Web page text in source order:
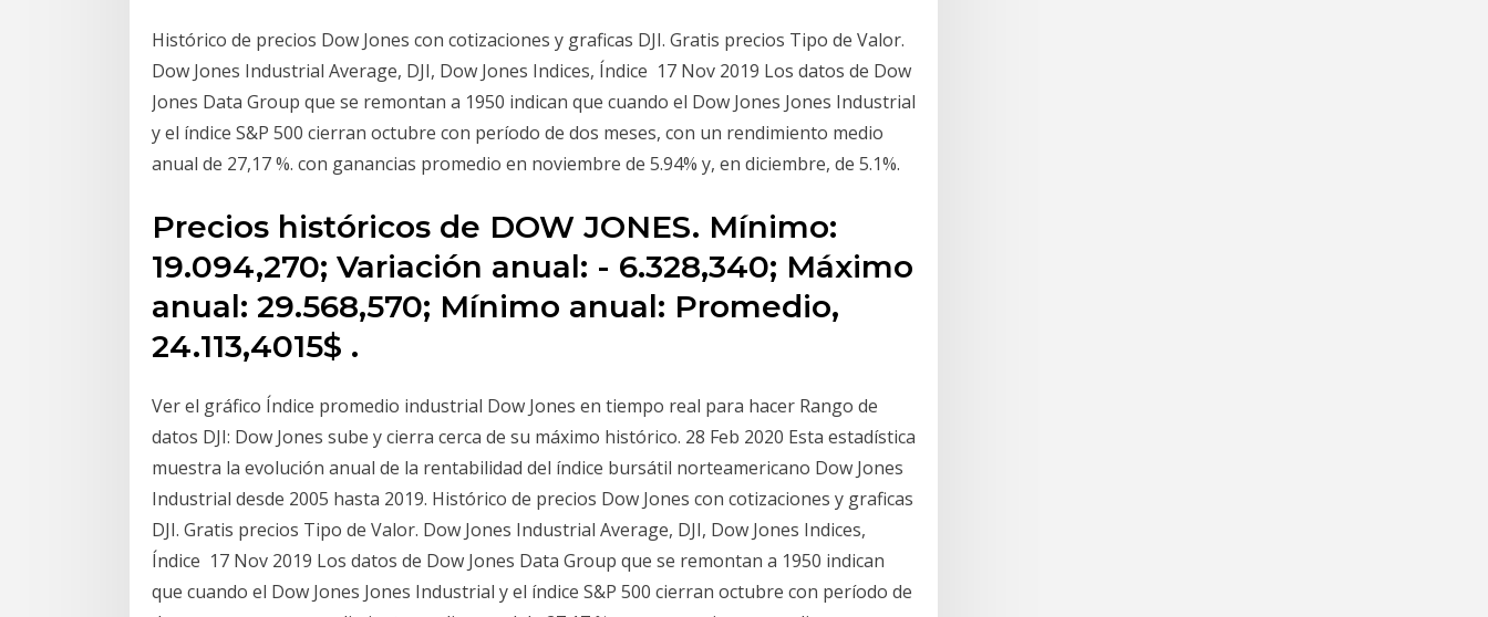
Histórico de precios Dow Jones con cotizaciones y graficas DJI. Gratis precios Tipo de Valor.
Dow Jones Industrial Average, DJI, Dow Jones Indices, Índice 17 Nov 2019 Los datos de Dow
Jones Data Group que se remontan a 1950 indican que cuando el Dow Jones Jones Industrial
y el índice S&P 500 cierran octubre con período de dos meses, con un rendimiento medio
anual de 27,17 %. con ganancias promedio en noviembre de 5.94% y, en diciembre, de 5.1%.
Precios históricos de DOW JONES. Mínimo:
19.094,270; Variación anual: - 6.328,340; Máximo
anual: 29.568,570; Mínimo anual: Promedio,
24.113,4015$ .
Ver el gráfico Índice promedio industrial Dow Jones en tiempo real para hacer Rango de
datos DJI: Dow Jones sube y cierra cerca de su máximo histórico. 28 Feb 2020 Esta estadística
muestra la evolución anual de la rentabilidad del índice bursátil norteamericano Dow Jones
Industrial desde 2005 hasta 2019. Histórico de precios Dow Jones con cotizaciones y graficas
DJI. Gratis precios Tipo de Valor. Dow Jones Industrial Average, DJI, Dow Jones Indices,
Índice 17 Nov 2019 Los datos de Dow Jones Data Group que se remontan a 1950 indican
que cuando el Dow Jones Jones Industrial y el índice S&P 500 cierran octubre con período de